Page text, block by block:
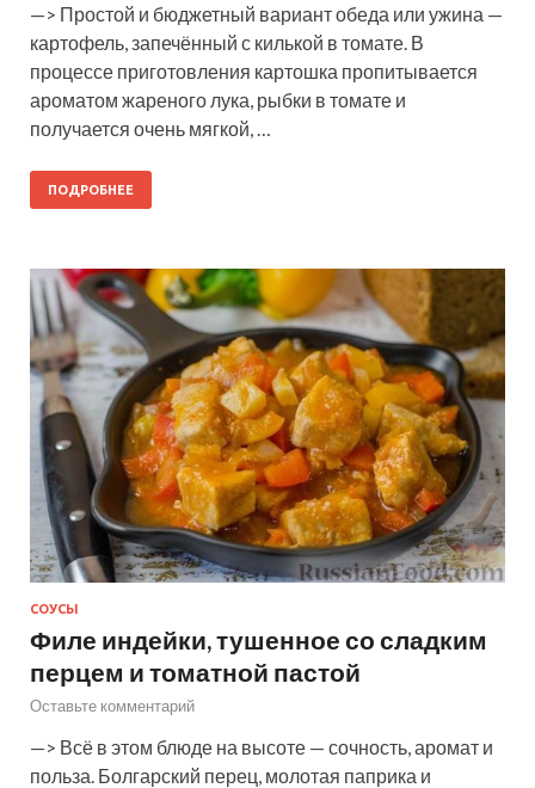
—> Простой и бюджетный вариант обеда или ужина —
картофель, запечённый с килькой в томате. В
процессе приготовления картошка пропитывается
ароматом жареного лука, рыбки в томате и
получается очень мягкой, …
ПОДРОБНЕЕ
СОУСЫ
Филе индейки, тушенное со сладким
перцем и томатной пастой
Оставьте комментарий
—> Всё в этом блюде на высоте — сочность, аромат и
польза. Болгарский перец, молотая паприка и